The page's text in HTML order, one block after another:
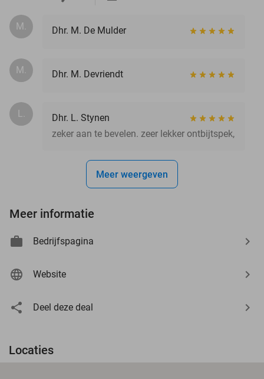
M. Dhr. M. De Mulder
M. Dhr. M. Devriendt
L.
Dhr. L. Stynen
zeker aan te bevelen. zeer lekker ontbijtspek,
Meer weergeven
Meer informatie
Bedrijfspagina
Website
Deel deze deal
Locaties